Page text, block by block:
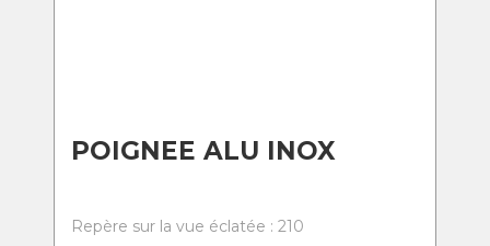
POIGNEE ALU INOX
Repère sur la vue éclatée : 210